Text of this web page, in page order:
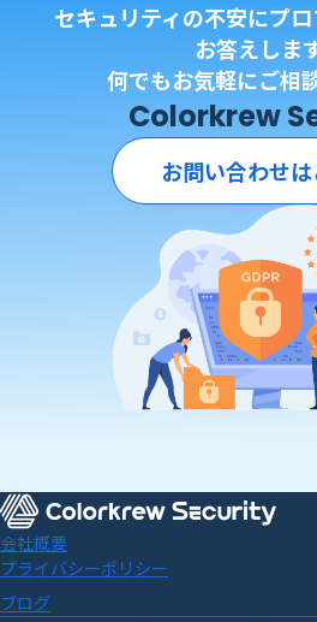
セキュリティの不安にプ
お答えします
何でもお気軽にご相
Colorkrew
お問い合わせ
会社概要
プライバシーポリシー
ブログ